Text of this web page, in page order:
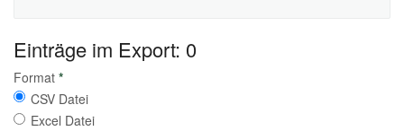
Einträge im Export: 0
Format *
CSV Datei
Excel Datei